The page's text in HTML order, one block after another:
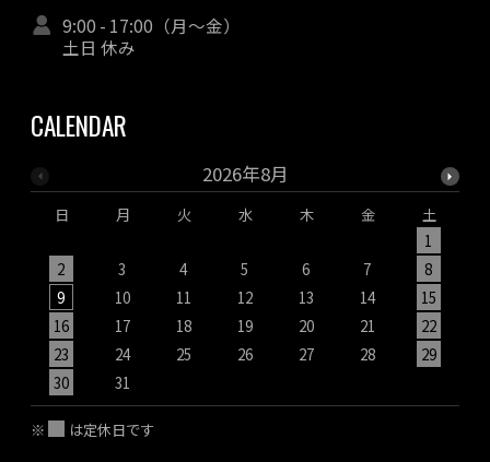
9:00 - 17:00（月～金）
土日 休み
CALENDAR
2026年8月
日 月 火 水 木 金
土
1
2
3 4 5 6 7
8
9
10 11 12 13 14
15
16
17 18 19 20 21
22
23
24 25 26 27 28
29
30
31
※ は定休日です